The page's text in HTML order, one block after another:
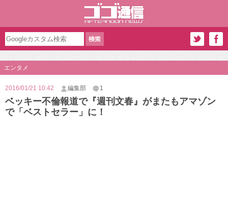
エンタメ
2016/01/21 10:42 編集部 1
ベッキー不倫報道で『週刊文春』がまたもアマゾン
で「ベストセラー」に！